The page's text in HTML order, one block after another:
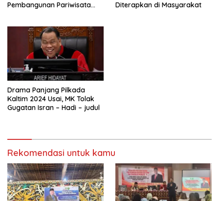
Pembangunan Pariwisata
Diterapkan di Masyarakat
Drama Panjang Pilkada
Kaltim 2024 Usai, MK Tolak
Gugatan Isran – Hadi – judul
Rekomendasi untuk kamu